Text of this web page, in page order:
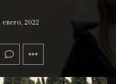
enero, 2022